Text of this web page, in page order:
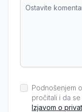
Podnošenjem
pročitali i da
Izjavom o